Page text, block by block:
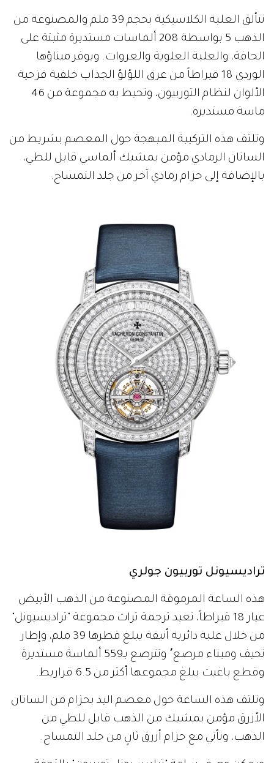
تتألق العلبة الكلاسيكية بحجم 39 ملم والمصنوعة من
الذهب 5 بواسطة 208 ألماسات مستديرة مثبتة على
الحافة، والعلبة العلوية والعروات. ويوفر ميناؤها
الوردي 18 قيراطاً من عرق اللؤلؤ الجذاب خلفية قزحية
الألوان لنظام التوربيون، وتحيط به مجموعة من 46
ماسة مستديرة.
وتلتف هذه التركيبة المبهجة حول المعصم بشريط من
الساتان الرمادي مؤمن بمشبك ألماسي قابل للطي،
بالإضافة إلى حزام رمادي آخر من جلد التمساح.
تراديسيونل توربيون جولري
هذه الساعة المرموقة المصنوعة من الذهب الأبيض
عيار 18 قيراطاً، تعيد ترجمة تراث مجموعة "تراديسيونل"
من خلال علبة دائرية أنيقة يبلغ قطرها 39 ملم، وإطار
نحيف وميناء مرصع٬ وتترصع بـ559 ألماسة مستديرة
وقطع باغيت يبلغ مجموعها أكثر من 6.5 قراريط.
وتلتف هذه الساعة حول معصم اليد بحزام من الساتان
الأزرق مؤمن بمشبك من الذهب قابل للطي من
الذهب، وتأتي مع حزام أزرق ثانٍ من جلد التمساح.